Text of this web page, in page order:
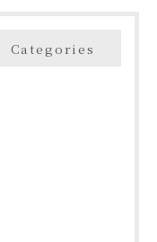
Categories